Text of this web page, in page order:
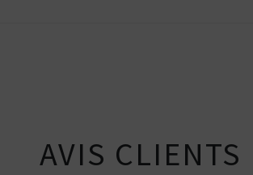
AVIS CLIENTS